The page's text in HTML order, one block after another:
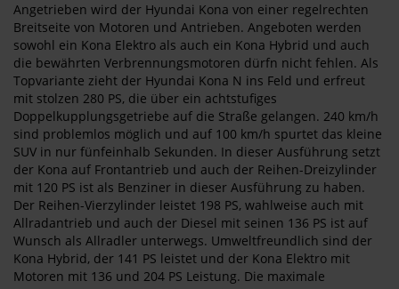
Angetrieben wird der Hyundai Kona von einer regelrechten
Breitseite von Motoren und Antrieben. Angeboten werden
sowohl ein Kona Elektro als auch ein Kona Hybrid und auch
die bewährten Verbrennungsmotoren dürfn nicht fehlen. Als
Topvariante zieht der Hyundai Kona N ins Feld und erfreut
mit stolzen 280 PS, die über ein achtstufiges
Doppelkupplungsgetriebe auf die Straße gelangen. 240 km/h
sind problemlos möglich und auf 100 km/h spurtet das kleine
SUV in nur fünfeinhalb Sekunden. In dieser Ausführung setzt
der Kona auf Frontantrieb und auch der Reihen-Dreizylinder
mit 120 PS ist als Benziner in dieser Ausführung zu haben.
Der Reihen-Vierzylinder leistet 198 PS, wahlweise auch mit
Allradantrieb und auch der Diesel mit seinen 136 PS ist auf
Wunsch als Allradler unterwegs. Umweltfreundlich sind der
Kona Hybrid, der 141 PS leistet und der Kona Elektro mit
Motoren mit 136 und 204 PS Leistung. Die maximale